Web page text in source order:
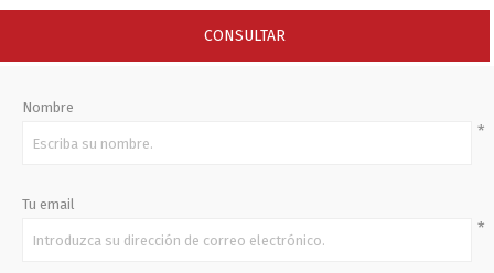
CONSULTAR
Nombre
*
Tu email
*